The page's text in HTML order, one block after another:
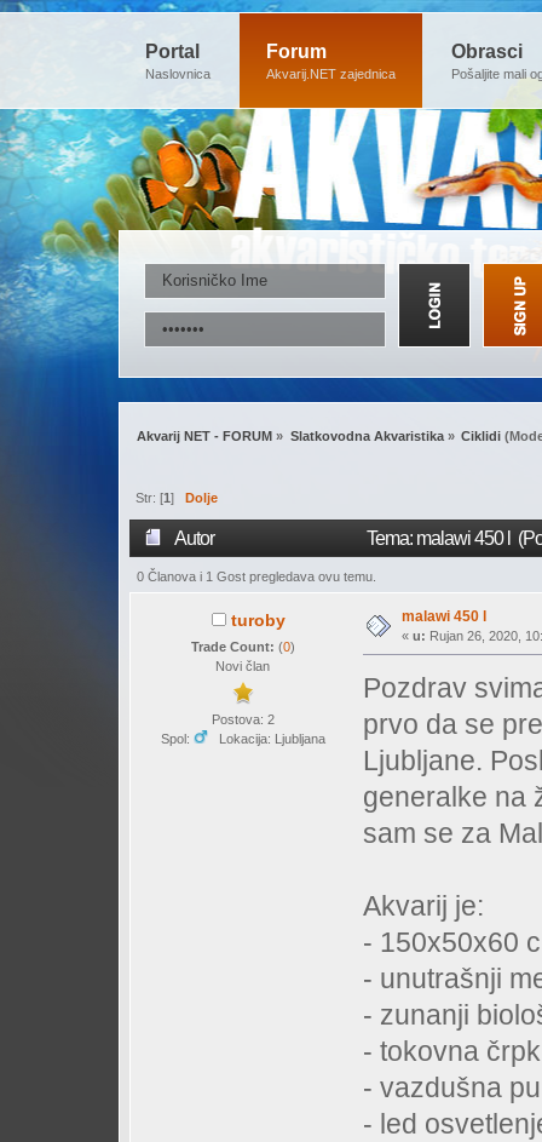
Portal
Naslovnica
Forum
Akvarij.NET zajednica
Obrasci
Pošaljite mali
Akvarij NET - FORUM » Slatkovodna Akvaristika» Ciklidi
Str: [1] Dolje
Autor Tema: malawi 450 l
0 Članova i 1 Gost pregledava ovu temu.
turoby
Trade Count: (0)
Novi član
Postova: 2
Spol:
Lokacija: Ljubljana
malawi 450 l
« u: Rujan 26, 2020,
Pozdrav
prvo da se
Ljubljane.
generalke na
sam se za
Akvarij je:
- 150x50x60
- unutrašnji
- zunanji
- tokovna
- vazdušna
- led